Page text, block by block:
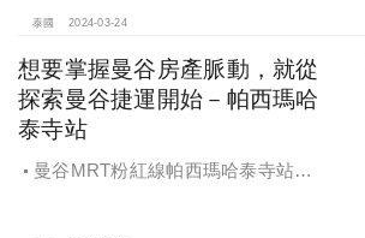
泰國 2024-03-24
想要掌握曼谷房產脈動，就從
探索曼谷捷運開始－帕西瑪哈
泰寺站
曼谷MRT粉紅線帕西瑪哈泰寺站